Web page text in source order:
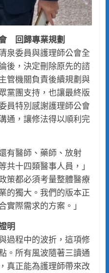
回歸專業規劃
泉委員與護理師公會全
後，決定刪除原先的諮
管機關負責後續規劃與
黨團支持，也讓最終版
員特別感謝護理師公會
通，讓修法得以順利完
有醫師、藥師、放射
共十四類醫事人員，」
策都必須考量整體醫療
的獨大。我們的版本正
實際需求的方案。」
明
過程中的波折，這項修
。所有風波隨著三讀通
真正能為護理師帶來改